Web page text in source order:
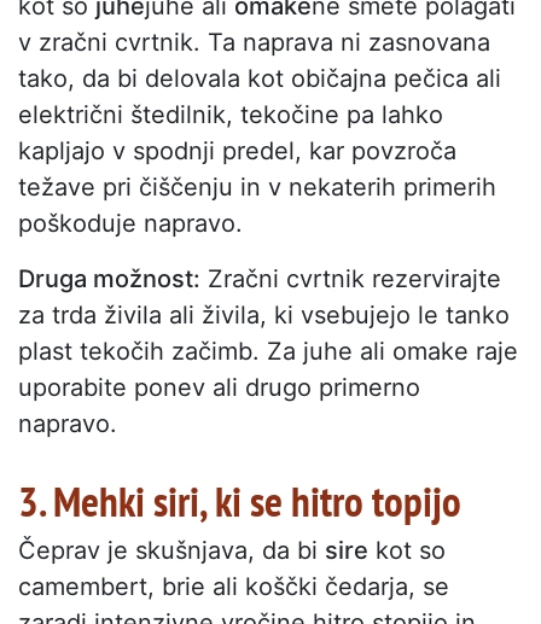
kot so juhejuhe ali omakene smete polagati
v zračni cvrtnik. Ta naprava ni zasnovana
tako, da bi delovala kot običajna pečica ali
električni štedilnik, tekočine pa lahko
kapljajo v spodnji predel, kar povzroča
težave pri čiščenju in v nekaterih primerih
poškoduje napravo.
Druga možnost: Zračni cvrtnik rezervirajte
za trda živila ali živila, ki vsebujejo le tanko
plast tekočih začimb. Za juhe ali omake raje
uporabite ponev ali drugo primerno
napravo.
3. Mehki siri, ki se hitro topijo
Čeprav je skušnjava, da bi sire kot so
camembert, brie ali koščki čedarja, se